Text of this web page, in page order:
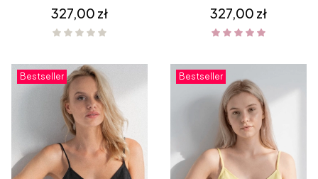
dekolt w serek -
BUTELKOWA ZIELEŃ
Cena
327,00 zł
cienkich ramiączkach
- BIAŁY
Cena
327,00 zł
Bestseller Bestseller